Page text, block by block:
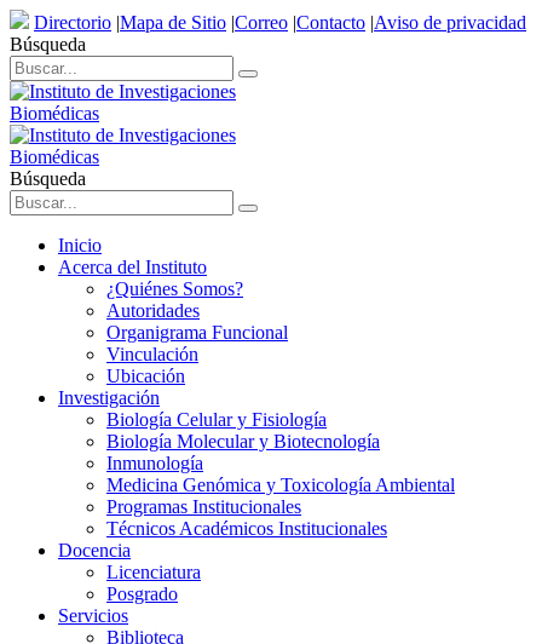
Directorio |Mapa de Sitio |Correo |Contacto |Aviso de privacidad
Búsqueda
Búsqueda
Inicio
Acerca del Instituto
¿Quiénes Somos?
Autoridades
Organigrama Funcional
Vinculación
Ubicación
Investigación
Biología Celular y Fisiología
Biología Molecular y Biotecnología
Inmunología
Medicina Genómica y Toxicología Ambiental
Programas Institucionales
Técnicos Académicos Institucionales
Docencia
Licenciatura
Posgrado
Servicios
Biblioteca